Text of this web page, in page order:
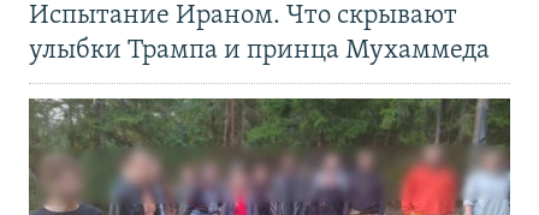
Испытание Ираном. Что скрывают
улыбки Трампа и принца Мухаммеда